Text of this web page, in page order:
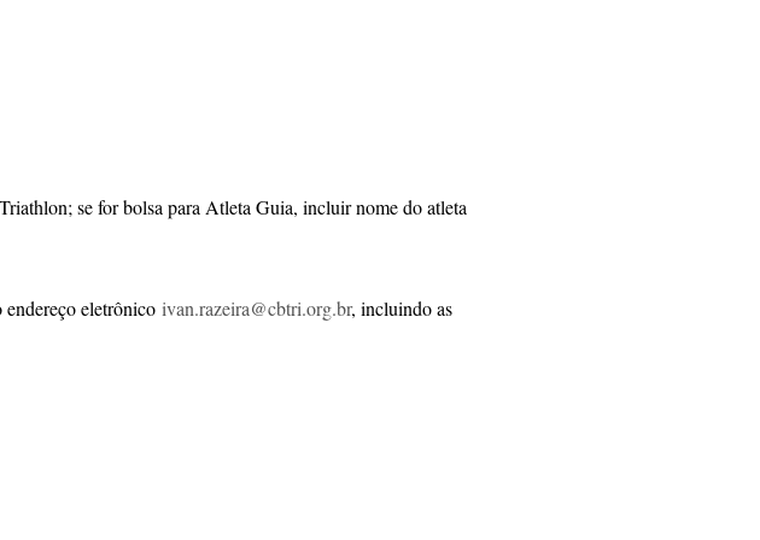
se for bolsa para Atleta Guia, incluir nome do atleta
eletrônico ivan.razeira@cbtri.org.br, incluindo as